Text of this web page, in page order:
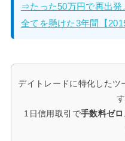
⇒たった50万円で再出発
全てを懸けた3年間【
デイトレードに特化したツ
1日信用取引で手数料ゼロ